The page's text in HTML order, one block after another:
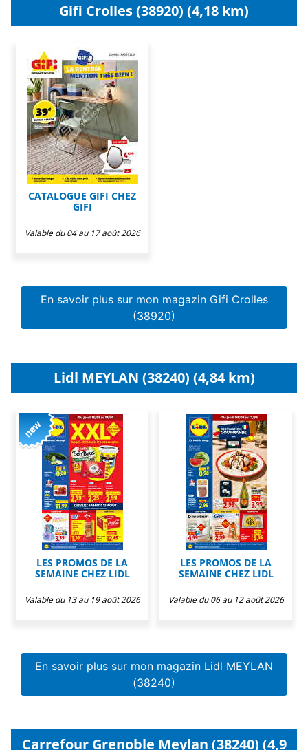
Gifi Crolles (38920) (4,18 km)
CATALOGUE GIFI CHEZ
GIFI
Valable du 04 au 17 août 2026
En savoir plus sur mon magazin Gifi Crolles
(38920)
Lidl MEYLAN (38240) (4,84 km)
LES PROMOS DE LA
SEMAINE CHEZ LIDL
Valable du 13 au 19 août 2026
LES PROMOS DE LA
SEMAINE CHEZ LIDL
Valable du 06 au 12 août 2026
En savoir plus sur mon magazin Lidl MEYLAN
(38240)
Carrefour Grenoble Meylan (38240) (4,9